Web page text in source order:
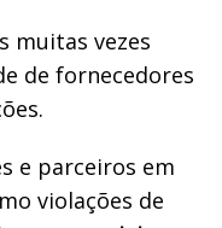
muitas vezes
de fornecedores
e parceiros em
violações de